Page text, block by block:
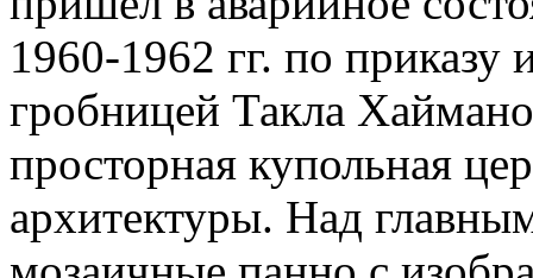
1960-1962 гг. по
гробницей Такла
просторная купольная
архитектуры. Над